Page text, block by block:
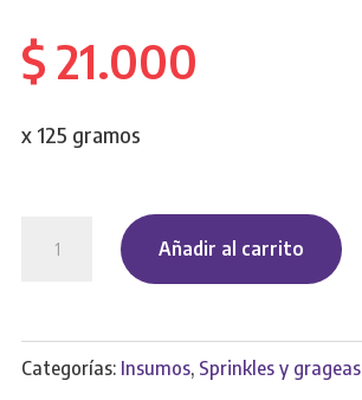
$ 21.000
x 125 gramos
Perlas
Comestibles
cantidad
Añadir al carrito
Categorías: Insumos, Sprinkles y grageas